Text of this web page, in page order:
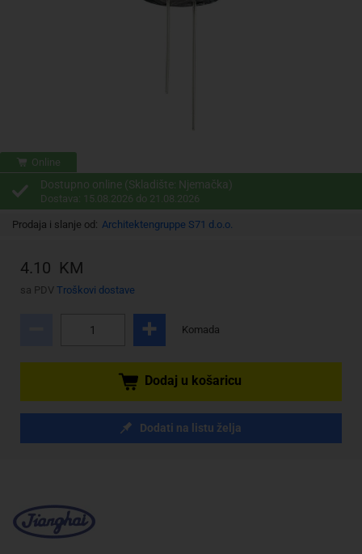
Online
Dostupno online (Skladište: Njemačka)
Dostava: 15.08.2026 do 21.08.2026
Prodaja i slanje od: Architektengruppe S71 d.o.o.
4.10 KM
sa PDV Troškovi dostave
Komada
Dodaj u košaricu
Dodati na listu želja